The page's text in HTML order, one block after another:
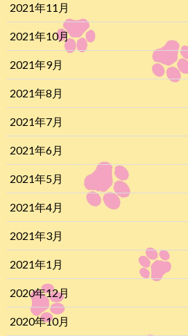
2021年11月
2021年10月
2021年9月
2021年8月
2021年7月
2021年6月
2021年5月
2021年4月
2021年3月
2021年1月
2020年12月
2020年10月